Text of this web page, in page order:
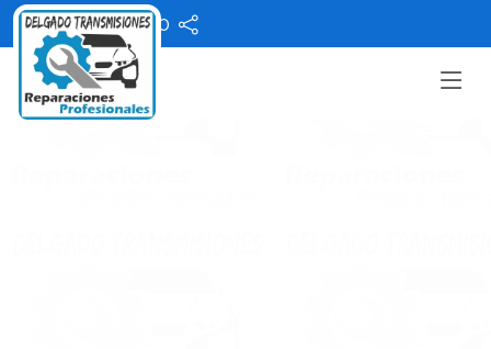
55 3916 6420